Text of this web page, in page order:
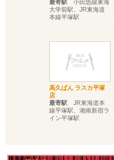
最寄駅 小田急線東海
大学前駅、JR東海道
本線平塚駅
高久ぱん ラスカ平塚
店
最寄駅 JR東海道本
線平塚駅、湘南新宿ラ
イン平塚駅